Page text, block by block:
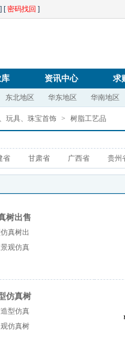
] [密码找回 ]
资讯中心 求
东北地区 华东地区 华南地区
玩具、珠宝首饰 > 树脂工艺品
省 甘肃省 广西省 贵州
树出售
真树出
观仿真
真树价格
仿真树
型仿真
仿真树
出售厂家